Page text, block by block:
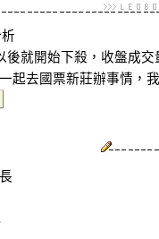
後就開始下殺，收盤成
起去國票新莊辦事情，